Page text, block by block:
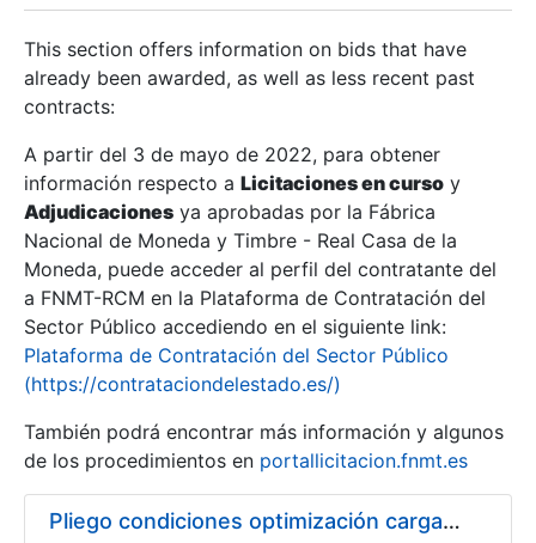
Show/Hide
Show/Hide
This section offers information on bids that have
already been awarded, as well as less recent past
contracts:
A partir del 3 de mayo de 2022, para obtener
información respecto a Licitaciones en curso y
Adjudicaciones ya aprobadas por la Fábrica
Nacional de Moneda y Timbre - Real Casa de la
Moneda, puede acceder al perfil del contratante del
a FNMT-RCM en la Plataforma de Contratación del
Sector Público accediendo en el siguiente link:
Plataforma de Contratación del Sector Público
(https://contrataciondelestado.es/)
También podrá encontrar más información y algunos
de los procedimientos en portallicitacion.fnmt.es
Pliego condiciones optimización cargas compras firmado